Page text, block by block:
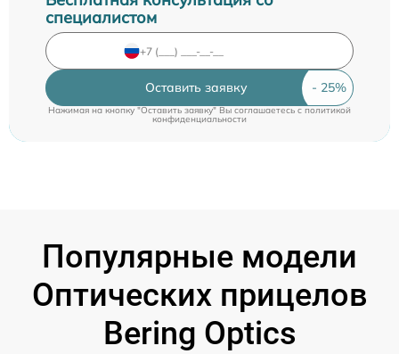
специалистом
Оставить заявку
Нажимая на кнопку "Оставить заявку" Вы соглашаетесь c политикой
конфиденциальности
Популярные модели
Оптических прицелов
Bering Optics